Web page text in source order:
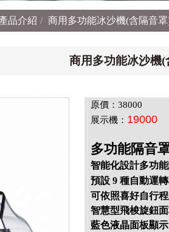
品介紹 商用多功能冰沙機(含隔音
商用多功能冰沙機(
原價：38000
展示機： 19000
多功能隔音
智能化設計多功
預設 9 種自動運
可依照喜好自行
智慧型飛梭旋鈕
藍色液晶面板顯